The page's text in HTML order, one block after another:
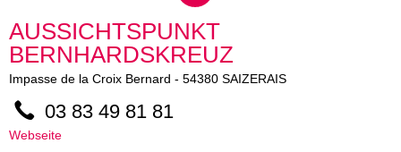
AUSSICHTSPUNKT
BERNHARDSKREUZ
Impasse de la Croix Bernard - 54380 SAIZERAIS
03 83 49 81 81
Webseite